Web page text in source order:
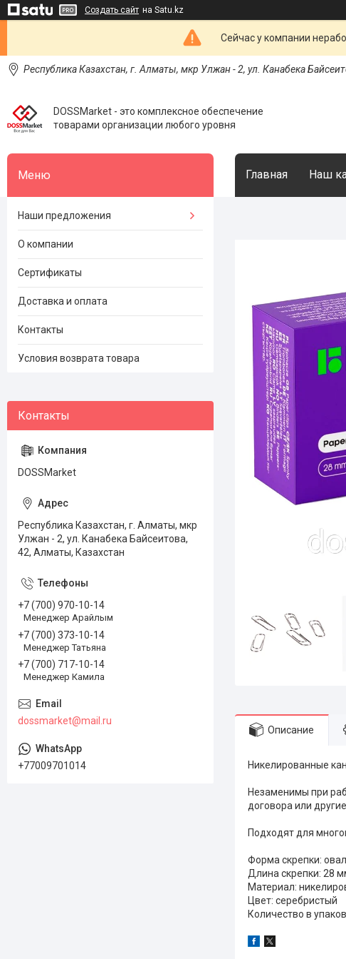
Создать сайт на Satu.kz
Сейчас у компании
Республика Казахстан, г. Алматы, мкр Улжан - 2, ул. Канабека
DOSSMarket - это комплексное обеспечение
товарами организации любого уровня
Главная Наш
Описание
Никелированные
Незаменимы при
договора или
Подходят для
Форма скрепки:
Длина скрепки: 28
Материал:
Цвет: серебристый
Количество в
Наши предложения
О компании
Сертификаты
Доставка и оплата
Контакты
Условия возврата товара
DOSSMarket
Республика Казахстан, г. Алматы, мкр
Улжан - 2, ул. Канабека Байсеитова,
42, Алматы, Казахстан
+7 (700) 970-10-14
Менеджер Арайлым
+7 (700) 373-10-14
Менеджер Татьяна
+7 (700) 717-10-14
Менеджер Камила
dossmarket@mail.ru
+77009701014